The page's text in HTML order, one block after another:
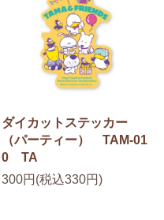
ダイカットステッカー
（パーティー） TAM-01
0 TA
300円(税込330円)